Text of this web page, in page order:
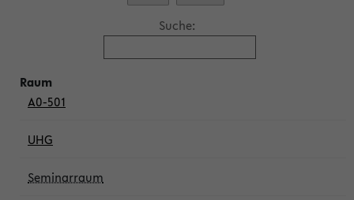
Suche:
A0-501
UHG
Seminarraum